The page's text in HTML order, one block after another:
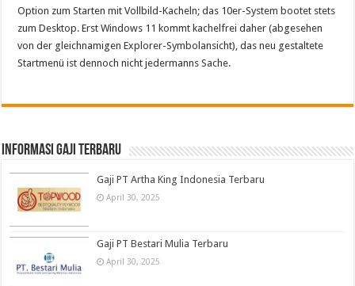
Option zum Starten mit Vollbild-Kacheln; das 10er-System bootet stets
zum Desktop. Erst Windows 11 kommt kachelfrei daher (abgesehen
von der gleichnamigen Explorer-Symbolansicht), das neu gestaltete
Startmenü ist dennoch nicht jedermanns Sache.
informasi gaji terbaru
Gaji PT Artha King Indonesia Terbaru
April 30, 2025
Gaji PT Bestari Mulia Terbaru
April 30, 2025